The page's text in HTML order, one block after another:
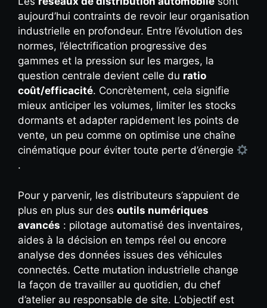
aujourd’hui contraints de revoir leur organisation
industrielle en profondeur. Entre l’évolution des
normes, l’électrification progressive des
gammes et la pression sur les marges, la
question centrale devient celle du ratio
coût/efficacité. Concrètement, cela signifie
mieux anticiper les volumes, limiter les stocks
dormants et adapter rapidement les points de
vente, un peu comme on optimise une chaîne
cinématique pour éviter toute perte d’énergie
.
Pour y parvenir, les distributeurs s’appuient de
plus en plus sur des outils numériques
avancés : pilotage automatisé des inventaires,
aides à la décision en temps réel ou encore
analyse des données issues des véhicules
connectés. Cette mutation industrielle change
la façon de travailler au quotidien, du chef
d’atelier au responsable de site. L’objectif est